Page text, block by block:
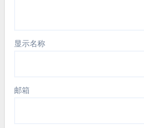
显示名称
邮箱